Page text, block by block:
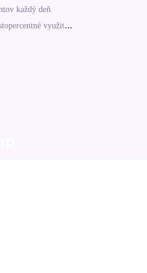
každý deň.
využitie